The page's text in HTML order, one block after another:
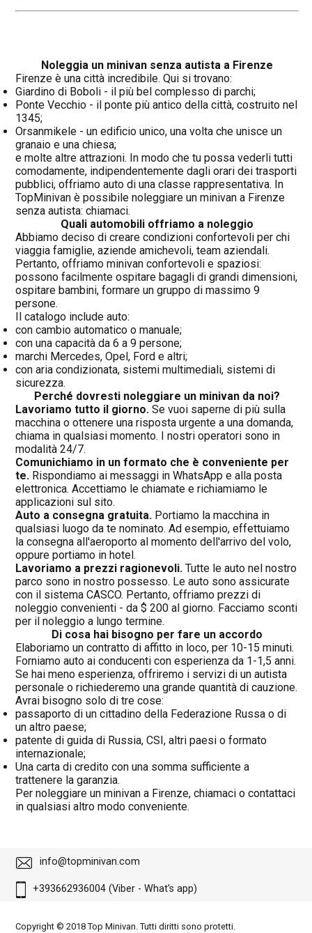
Noleggia un minivan senza autista a Firenze
Firenze è una città incredibile. Qui si trovano:
Giardino di Boboli - il più bel complesso di parchi;
Ponte Vecchio - il ponte più antico della città, costruito nel
1345;
Orsanmikele - un edificio unico, una volta che unisce un
granaio e una chiesa;
e molte altre attrazioni. In modo che tu possa vederli tutti
comodamente, indipendentemente dagli orari dei trasporti
pubblici, offriamo auto di una classe rappresentativa. In
TopMinivan è possibile noleggiare un minivan a Firenze
senza autista: chiamaci.
Quali automobili offriamo a noleggio
Abbiamo deciso di creare condizioni confortevoli per chi
viaggia famiglie, aziende amichevoli, team aziendali.
Pertanto, offriamo minivan confortevoli e spaziosi:
possono facilmente ospitare bagagli di grandi dimensioni,
ospitare bambini, formare un gruppo di massimo 9
persone.
Il catalogo include auto:
con cambio automatico o manuale;
con una capacità da 6 a 9 persone;
marchi Mercedes, Opel, Ford e altri;
con aria condizionata, sistemi multimediali, sistemi di
sicurezza.
Perché dovresti noleggiare un minivan da noi?
Lavoriamo tutto il giorno. Se vuoi saperne di più sulla
macchina o ottenere una risposta urgente a una domanda,
chiama in qualsiasi momento. I nostri operatori sono in
modalità 24/7.
Comunichiamo in un formato che è conveniente per
te. Rispondiamo ai messaggi in WhatsApp e alla posta
elettronica. Accettiamo le chiamate e richiamiamo le
applicazioni sul sito.
Auto a consegna gratuita. Portiamo la macchina in
qualsiasi luogo da te nominato. Ad esempio, effettuiamo
la consegna all'aeroporto al momento dell'arrivo del volo,
oppure portiamo in hotel.
Lavoriamo a prezzi ragionevoli. Tutte le auto nel nostro
parco sono in nostro possesso. Le auto sono assicurate
con il sistema CASCO. Pertanto, offriamo prezzi di
noleggio convenienti - da $ 200 al giorno. Facciamo sconti
per il noleggio a lungo termine.
Di cosa hai bisogno per fare un accordo
Elaboriamo un contratto di affitto in loco, per 10-15 minuti.
Forniamo auto ai conducenti con esperienza da 1-1,5 anni.
Se hai meno esperienza, offriremo i servizi di un autista
personale o richiederemo una grande quantità di cauzione.
Avrai bisogno solo di tre cose:
passaporto di un cittadino della Federazione Russa o di
un altro paese;
patente di guida di Russia, CSI, altri paesi o formato
internazionale;
Una carta di credito con una somma sufficiente a
trattenere la garanzia.
Per noleggiare un minivan a Firenze, chiamaci o contattaci
in qualsiasi altro modo conveniente.
info@topminivan.com
+393662936004 (Viber - What's app)
Copyright © 2018 Top Minivan. Tutti diritti sono protetti.